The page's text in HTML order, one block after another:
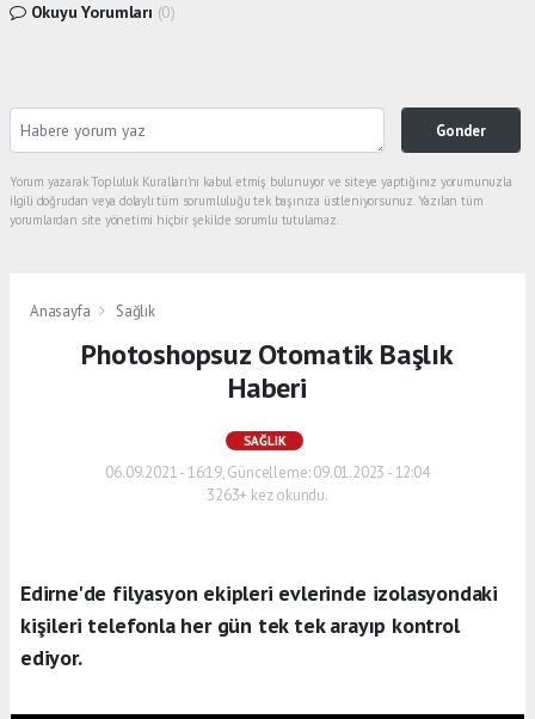
Okuyu Yorumları (0)
Gonder
Yorum yazarak Topluluk Kuralları’nı kabul etmiş bulunuyor ve siteye yaptığınız yorumunuzla
ilgili doğrudan veya dolaylı tüm sorumluluğu tek başınıza üstleniyorsunuz. Yazılan tüm
yorumlardan site yönetimi hiçbir şekilde sorumlu tutulamaz.
Anasayfa Sağlık
Photoshopsuz Otomatik Başlık
Haberi
SAĞLIK
06.09.2021 - 16:19, Güncelleme: 09.01.2023 - 12:04
3263+ kez okundu.
Edirne'de filyasyon ekipleri evlerinde izolasyondaki
kişileri telefonla her gün tek tek arayıp kontrol
ediyor.